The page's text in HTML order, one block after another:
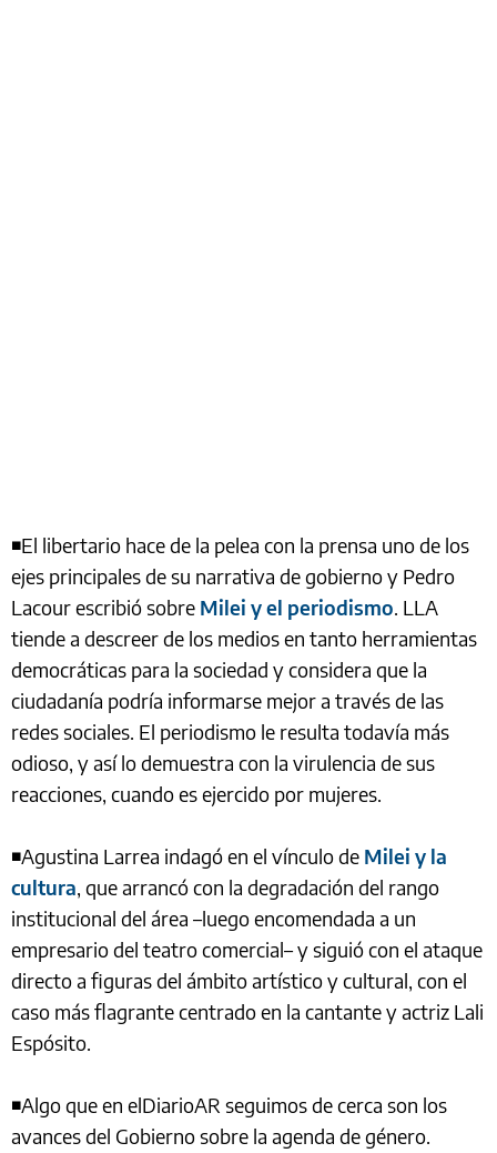
◾El libertario hace de la pelea con la prensa uno de los
ejes principales de su narrativa de gobierno y Pedro
Lacour escribió sobre Milei y el periodismo. LLA
tiende a descreer de los medios en tanto herramientas
democráticas para la sociedad y considera que la
ciudadanía podría informarse mejor a través de las
redes sociales. El periodismo le resulta todavía más
odioso, y así lo demuestra con la virulencia de sus
reacciones, cuando es ejercido por mujeres.
◾Agustina Larrea indagó en el vínculo de Milei y la
cultura, que arrancó con la degradación del rango
institucional del área –luego encomendada a un
empresario del teatro comercial– y siguió con el ataque
directo a figuras del ámbito artístico y cultural, con el
caso más flagrante centrado en la cantante y actriz Lali
Espósito.
◾Algo que en elDiarioAR seguimos de cerca son los
avances del Gobierno sobre la agenda de género.